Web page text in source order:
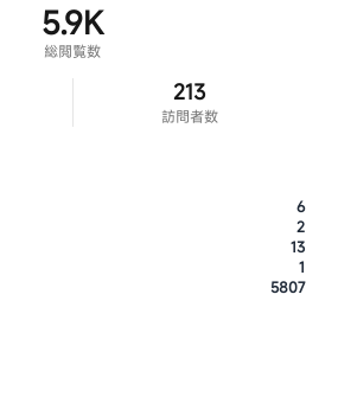
5.9K
総閲覧数
213
訪問者数
6
2
13
1
5807